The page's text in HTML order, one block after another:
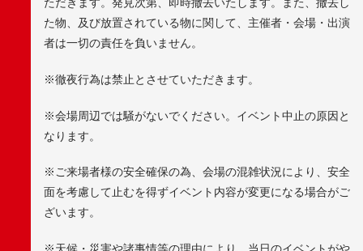
た物、及び放置されている物に関して、主催者・会場・出演
者は一切の責任を負いません。
※徹夜行為は禁止とさせていただきます。
※会場周辺では騒がないでください。イベント中止の原因と
なります。
※ご来場者様の安全確保の為、会場の混雑状況により、安全
面を考慮して止むを得ずイベント内容が変更になる場合がご
ざいます。